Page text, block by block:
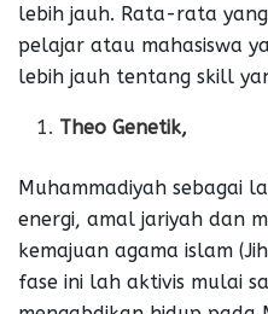
lebih jauh. Rata-rata
pelajar atau mahasiswa
lebih jauh tentang skill
Theo Genetik,
Muhammadiyah sebagai
energi, amal jariyah dan
kemajuan agama islam
fase ini lah aktivis mulai